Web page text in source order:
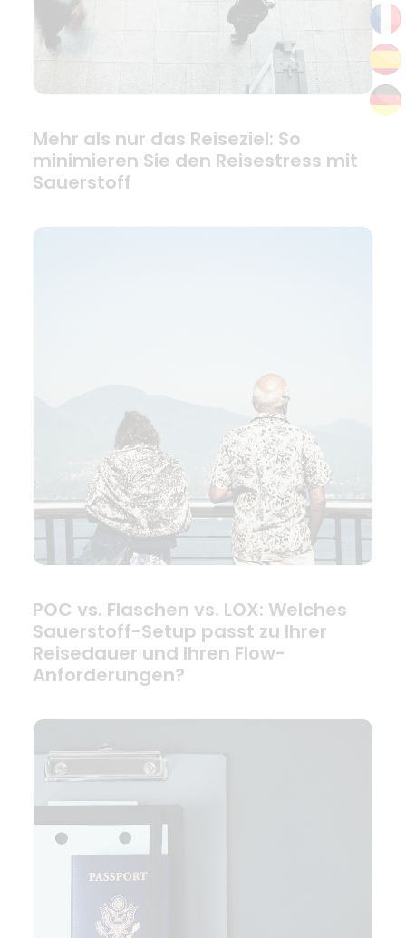
Mehr als nur das Reiseziel: So
minimieren Sie den Reisestress mit
Sauerstoff
POC vs. Flaschen vs. LOX: Welches
Sauerstoff-Setup passt zu Ihrer
Reisedauer und Ihren Flow-
Anforderungen?